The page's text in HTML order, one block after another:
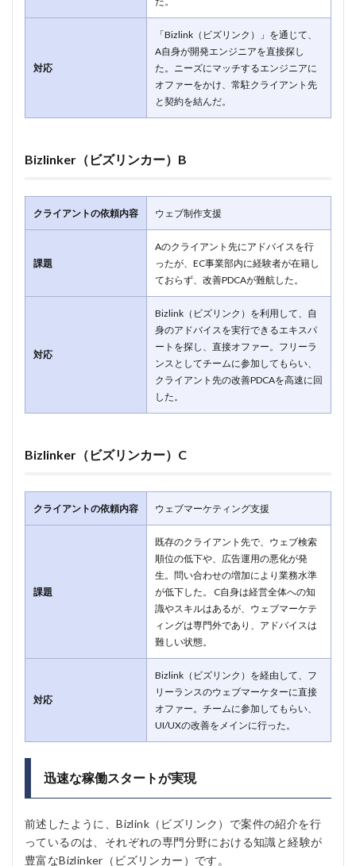
対応
「Bizlink（ビズリンク）」を通じて、
A自身が開発エンジニアを直接探し
た。ニーズにマッチするエンジニアに
オファーをかけ、常駐クライアント先
と契約を結んだ。
Bizlinker（ビズリンカー）B
クライアントの依頼内容 ウェブ制作支援
課題
Aのクライアント先にアドバイスを行
ったが、EC事業部内に経験者が在籍し
ておらず、改善PDCAが難航した。
対応
Bizlink（ビズリンク）を利用して、自
身のアドバイスを実行できるエキスパ
ートを探し、直接オファー。フリーラ
ンスとしてチームに参加してもらい、
クライアント先の改善PDCAを高速に回
した。
Bizlinker（ビズリンカー）C
クライアントの依頼内容 ウェブマーケティング支援
課題
既存のクライアント先で、ウェブ検索
順位の低下や、広告運用の悪化が発
生。問い合わせの増加により業務水準
が低下した。 C自身は経営全体への知
識やスキルはあるが、ウェブマーケテ
ィングは専門外であり、アドバイスは
難しい状態。
対応
Bizlink（ビズリンク）を経由して、フ
リーランスのウェブマーケターに直接
オファー。チームに参加してもらい、
UI/UXの改善をメインに行った。
迅速な稼働スタートが実現
前述したように、Bizlink（ビズリンク）で案件の紹介を行
っているのは、それぞれの専門分野における知識と経験が
豊富なBizlinker（ビズリンカー）です。